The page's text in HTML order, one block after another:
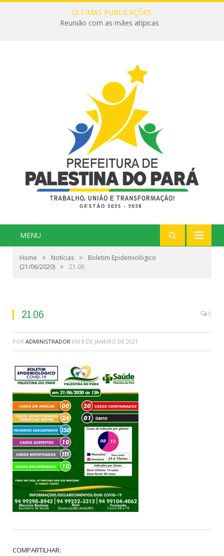
ÚLTIMAS PUBLICAÇÕES:
Reunião com as mães atípicas
MENU
Home » Notícias »
Boletim Epidemiológico
(21/06/2020) » 21.06
21.06 0
POR ADMINISTRADOR EM 8 DE JANEIRO DE 2021
COMPARTILHAR: